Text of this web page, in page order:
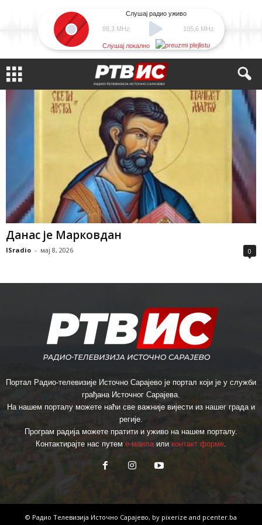
88,3 MHz
Слушај радио уживо
105,6 MHz
Слушај локално
Данас је Марковдан
ISradio - мај 8, 2026 0
Портал Радио-телевизије Источно Сарајево је портал који је у служби
грађана Источног Сарајева.
На нашем порталу можете наћи све важније вијести из нашег града и
регије.
Програм радија можете пратити и уживо на нашем порталу.
Контактирајте нас путем е-маилаили контакт форме.
© Радио Телевизија Источно Сарајево, by pixerize and pcenter.ba